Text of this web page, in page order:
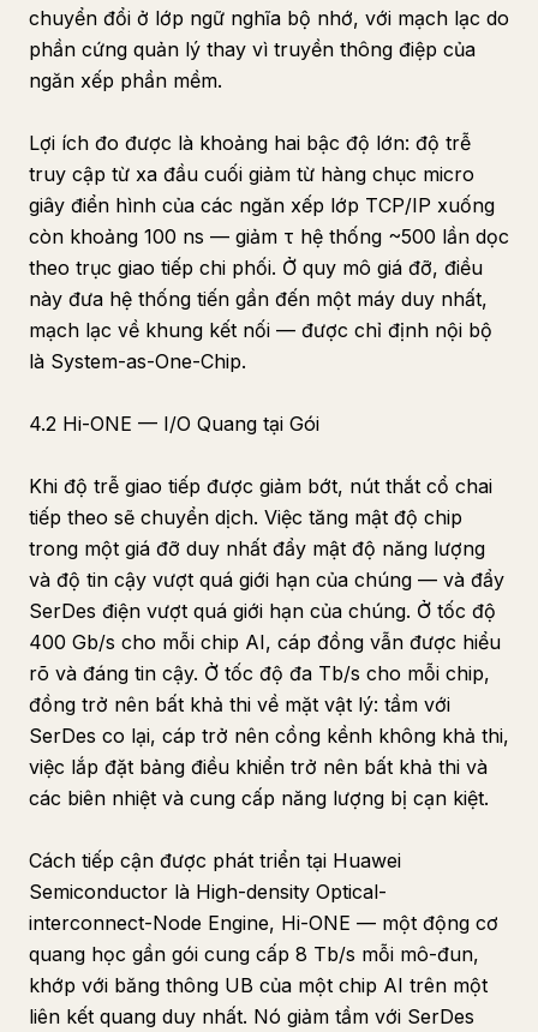
chuyển đổi ở lớp ngữ nghĩa bộ nhớ, với mạch lạc do
phần cứng quản lý thay vì truyền thông điệp của
ngăn xếp phần mềm.
Lợi ích đo được là khoảng hai bậc độ lớn: độ trễ
truy cập từ xa đầu cuối giảm từ hàng chục micro
giây điển hình của các ngăn xếp lớp TCP/IP xuống
còn khoảng 100 ns — giảm τ hệ thống ~500 lần dọc
theo trục giao tiếp chi phối. Ở quy mô giá đỡ, điều
này đưa hệ thống tiến gần đến một máy duy nhất,
mạch lạc về khung kết nối — được chỉ định nội bộ
là System-as-One-Chip.
4.2 Hi-ONE — I/O Quang tại Gói
Khi độ trễ giao tiếp được giảm bớt, nút thắt cổ chai
tiếp theo sẽ chuyển dịch. Việc tăng mật độ chip
trong một giá đỡ duy nhất đẩy mật độ năng lượng
và độ tin cậy vượt quá giới hạn của chúng — và đẩy
SerDes điện vượt quá giới hạn của chúng. Ở tốc độ
400 Gb/s cho mỗi chip AI, cáp đồng vẫn được hiểu
rõ và đáng tin cậy. Ở tốc độ đa Tb/s cho mỗi chip,
đồng trở nên bất khả thi về mặt vật lý: tầm với
SerDes co lại, cáp trở nên cồng kềnh không khả thi,
việc lắp đặt bảng điều khiển trở nên bất khả thi và
các biên nhiệt và cung cấp năng lượng bị cạn kiệt.
Cách tiếp cận được phát triển tại Huawei
Semiconductor là High-density Optical-
interconnect-Node Engine, Hi-ONE — một động cơ
quang học gần gói cung cấp 8 Tb/s mỗi mô-đun,
khớp với băng thông UB của một chip AI trên một
liên kết quang duy nhất. Nó giảm tầm với SerDes